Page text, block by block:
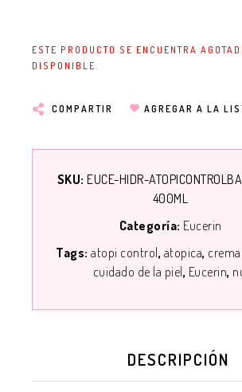
ESTE PRODUCTO SE ENCUENTRA
DISPONIBLE.
COMPARTIR AGREGAR A LA
SKU:EUCE-HIDR-
400ML
Categoría: Eucerin
Tags:atopi control atopica
cuidado de la piel Eucerin
DESCRIPCIÓN